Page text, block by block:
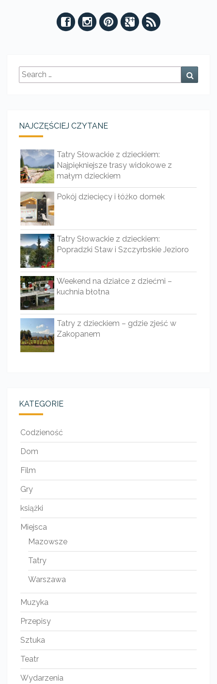
Search
for:
NAJCZĘŚCIEJ CZYTANE
Tatry Słowackie z dzieckiem:
Najpiękniejsze trasy widokowe z
małym dzieckiem
Pokój dziecięcy i łóżko domek
Tatry Słowackie z dzieckiem:
Popradzki Staw i Szczyrbskie Jezioro
Weekend na działce z dziećmi –
kuchnia błotna
Tatry z dzieckiem – gdzie zjeść w
Zakopanem
KATEGORIE
Codzieność
Dom
Film
Gry
książki
Miejsca
Mazowsze
Tatry
Warszawa
Muzyka
Przepisy
Sztuka
Teatr
Wydarzenia